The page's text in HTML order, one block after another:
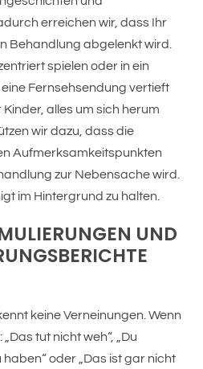
erreichen wir, dass Ihr
Behandlung abgelenkt wird.
spielen oder in ein
Fernsehsendung vertieft
alles um sich herum
wir dazu, dass die
Aufmerksamkeitspunkten
zur Nebensache wird.
im Hintergrund zu halten.
UND
keine Verneinungen. Wenn
tut nicht weh“, „Du
oder „Das ist gar nicht